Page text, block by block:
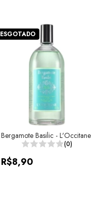
ESGOTADO
Bergamote Basilic - L'Occitane
(0)
R$8,90